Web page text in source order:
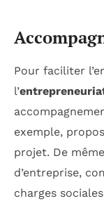
Pour faciliter
l’
exemple,
projet. De
d’entreprise,
charges